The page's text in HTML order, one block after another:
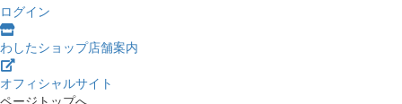
ログイン
わしたショップ店舗案内
オフィシャルサイト
ページトップへ